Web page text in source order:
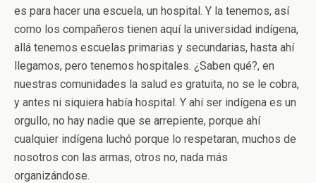
es para hacer una escuela, un hospital. Y la tenemos, así
como los compañeros tienen aquí la universidad indígena,
allá tenemos escuelas primarias y secundarias, hasta ahí
llegamos, pero tenemos hospitales. ¿Saben qué?, en
nuestras comunidades la salud es gratuita, no se le cobra,
y antes ni siquiera había hospital. Y ahí ser indígena es un
orgullo, no hay nadie que se arrepiente, porque ahí
cualquier indígena luchó porque lo respetaran, muchos de
nosotros con las armas, otros no, nada más
organizándose.